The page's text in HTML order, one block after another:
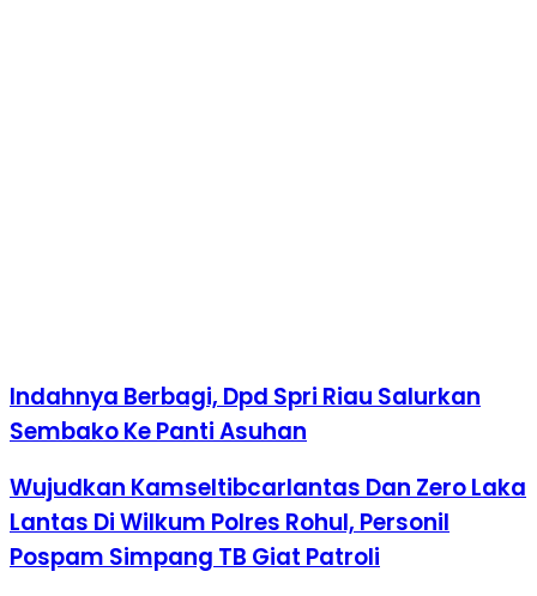
Indahnya Berbagi, Dpd Spri Riau Salurkan
Sembako Ke Panti Asuhan
Wujudkan Kamseltibcarlantas Dan Zero Laka
Lantas Di Wilkum Polres Rohul, Personil
Pospam Simpang TB Giat Patroli